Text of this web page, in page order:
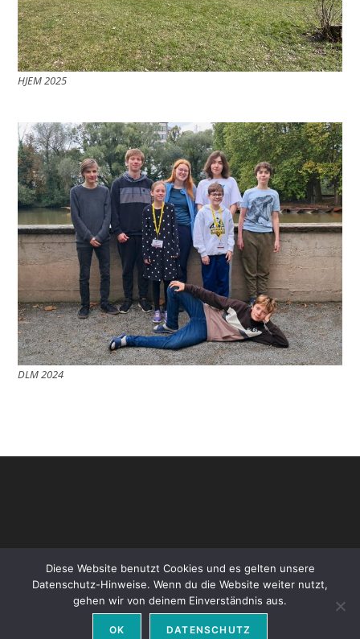
HJEM 2025
DLM 2024
Datenschutz Impressum
Diese Website benutzt Cookies und es gelten unsere
Datenschutz-Hinweise. Wenn du die Website weiter nutzt,
gehen wir von deinem Einverständnis aus.
OK DATENSCHUTZ